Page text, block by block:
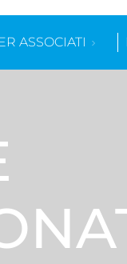
ASSOCIATI